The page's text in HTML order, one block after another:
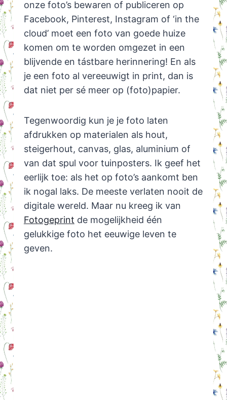
onze foto’s bewaren of publiceren op
Facebook, Pinterest, Instagram of ‘in the
cloud’ moet een foto van goede huize
komen om te worden omgezet in een
blijvende en tástbare herinnering! En als
je een foto al vereeuwigt in print, dan is
dat niet per sé meer op (foto)papier.
Tegenwoordig kun je je foto laten
afdrukken op materialen als hout,
steigerhout, canvas, glas, aluminium of
van dat spul voor tuinposters. Ik geef het
eerlijk toe: als het op foto’s aankomt ben
ik nogal laks. De meeste verlaten nooit de
digitale wereld. Maar nu kreeg ik van
Fotogeprint de mogelijkheid één
gelukkige foto het eeuwige leven te
geven.